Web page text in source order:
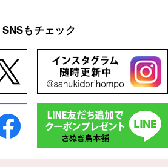
SNSもチェック